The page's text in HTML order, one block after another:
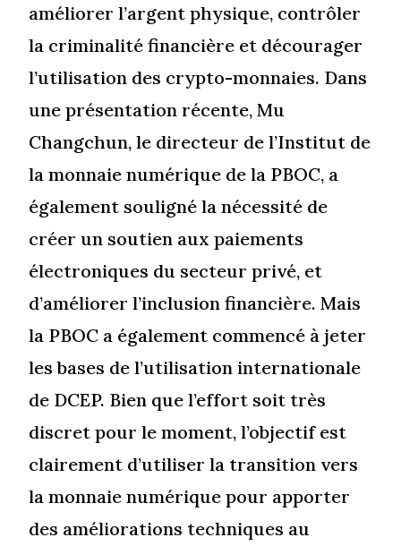
améliorer l’argent physique, contrôler
la criminalité financière et décourager
l’utilisation des crypto-monnaies. Dans
une présentation récente, Mu
Changchun, le directeur de l’Institut de
la monnaie numérique de la PBOC, a
également souligné la nécessité de
créer un soutien aux paiements
électroniques du secteur privé, et
d’améliorer l’inclusion financière. Mais
la PBOC a également commencé à jeter
les bases de l’utilisation internationale
de DCEP. Bien que l’effort soit très
discret pour le moment, l’objectif est
clairement d’utiliser la transition vers
la monnaie numérique pour apporter
des améliorations techniques au